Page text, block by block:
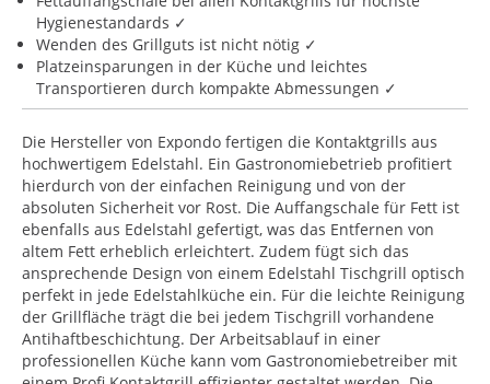
Hygienestandards ✓
Wenden des Grillguts ist nicht nötig ✓
Platzeinsparungen in der Küche und leichtes
Transportieren durch kompakte Abmessungen ✓
Die Hersteller von Expondo fertigen die Kontaktgrills aus
hochwertigem Edelstahl. Ein Gastronomiebetrieb profitiert
hierdurch von der einfachen Reinigung und von der
absoluten Sicherheit vor Rost. Die Auffangschale für Fett ist
ebenfalls aus Edelstahl gefertigt, was das Entfernen von
altem Fett erheblich erleichtert. Zudem fügt sich das
ansprechende Design von einem Edelstahl Tischgrill optisch
perfekt in jede Edelstahlküche ein. Für die leichte Reinigung
der Grillfläche trägt die bei jedem Tischgrill vorhandene
Antihaftbeschichtung. Der Arbeitsablauf in einer
professionellen Küche kann vom Gastronomiebetreiber mit